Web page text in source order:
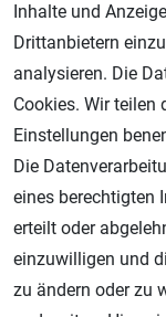
AGB
Unsere
Airbrush-City
Fachhandel für:
Modellbau-City
Modellbau Shop
Plotter-City
Schneideplotter,
Inhalte und
Drittanbietern
analysieren. Die
Cookies. Wir teilen
Einstellungen
Die
eines berechtigten
erteilt oder
einzuwilligen und
zu ändern oder zu